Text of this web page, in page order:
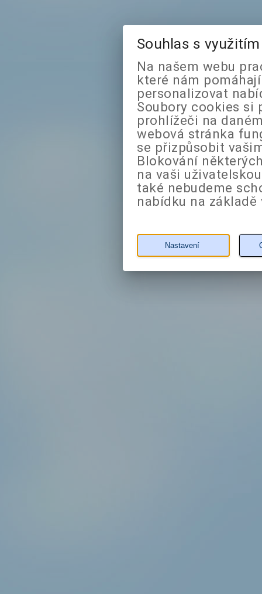
Souhlas s
Na našem webu
které nám
personalizovat
Soubory cookies si
prohlížeči na
webová stránka
se přizpůsobit
Blokování
na vaši
také nebudeme
nabídku na
Nastavení